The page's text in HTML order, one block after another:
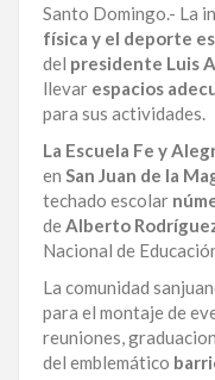
PROVINCIAS
DISTRITO
NACIONAL
SANTO
DOMINGO
SANTIAGO
SAN
JUAN
LA
Santo Domingo.- La
física y el deporte
del presidente Luis
llevar espacios
para sus actividades.
La Escuela Fe y
en San Juan de la
techado escolar
deAlberto
Nacional de
La comunidad
para el montaje de
reuniones,
del emblemático